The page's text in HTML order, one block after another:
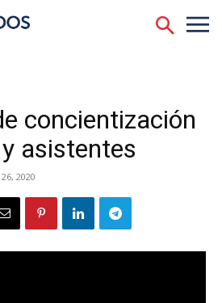
concientización
asistentes
2020